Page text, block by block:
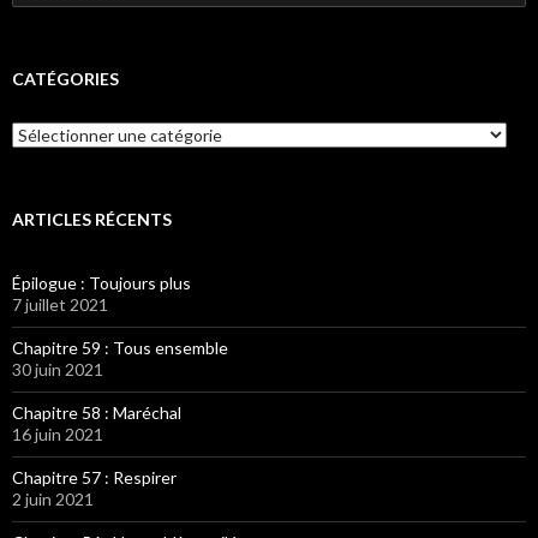
CATÉGORIES
Catégories
ARTICLES RÉCENTS
Épilogue : Toujours plus
7 juillet 2021
Chapitre 59 : Tous ensemble
30 juin 2021
Chapitre 58 : Maréchal
16 juin 2021
Chapitre 57 : Respirer
2 juin 2021